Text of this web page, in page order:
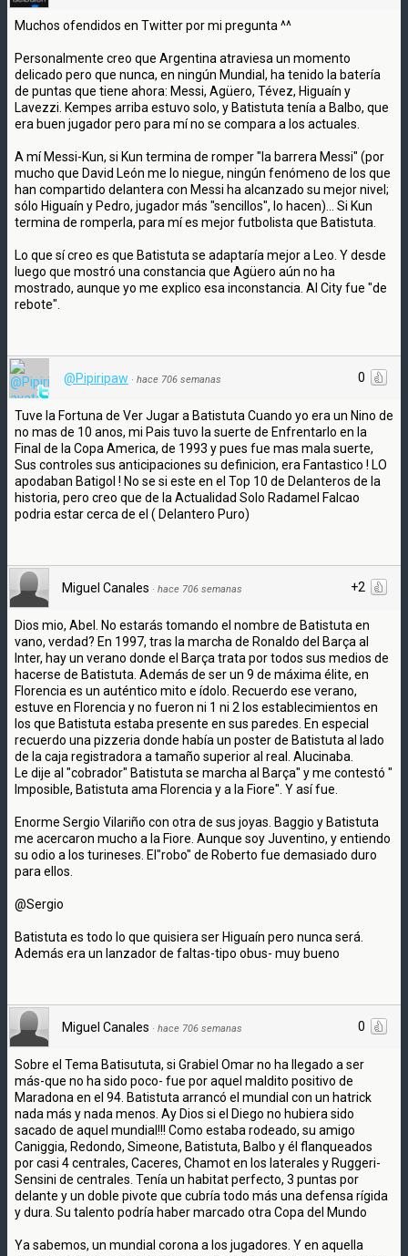
Muchos ofendidos en Twitter por mi pregunta ^^
Personalmente creo que Argentina atraviesa un momento
delicado pero que nunca, en ningún Mundial, ha tenido la batería
de puntas que tiene ahora: Messi, Agüero, Tévez, Higuaín y
Lavezzi. Kempes arriba estuvo solo, y Batistuta tenía a Balbo, que
era buen jugador pero para mí no se compara a los actuales.
A mí Messi-Kun, si Kun termina de romper "la barrera Messi" (por
mucho que David León me lo niegue, ningún fenómeno de los que
han compartido delantera con Messi ha alcanzado su mejor nivel;
sólo Higuaín y Pedro, jugador más "sencillos", lo hacen)... Si Kun
termina de romperla, para mí es mejor futbolista que Batistuta.
Lo que sí creo es que Batistuta se adaptaría mejor a Leo. Y desde
luego que mostró una constancia que Agüero aún no ha
mostrado, aunque yo me explico esa inconstancia. Al City fue "de
rebote".
0
@Pipiripaw · hace 706 semanas
Tuve la Fortuna de Ver Jugar a Batistuta Cuando yo era un Nino de
no mas de 10 anos, mi Pais tuvo la suerte de Enfrentarlo en la
Final de la Copa America, de 1993 y pues fue mas mala suerte,
Sus controles sus anticipaciones su definicion, era Fantastico ! LO
apodaban Batigol ! No se si este en el Top 10 de Delanteros de la
historia, pero creo que de la Actualidad Solo Radamel Falcao
podria estar cerca de el ( Delantero Puro)
+2
Miguel Canales · hace 706 semanas
Dios mio, Abel. No estarás tomando el nombre de Batistuta en
vano, verdad? En 1997, tras la marcha de Ronaldo del Barça al
Inter, hay un verano donde el Barça trata por todos sus medios de
hacerse de Batistuta. Además de ser un 9 de máxima élite, en
Florencia es un auténtico mito e ídolo. Recuerdo ese verano,
estuve en Florencia y no fueron ni 1 ni 2 los establecimientos en
los que Batistuta estaba presente en sus paredes. En especial
recuerdo una pizzeria donde había un poster de Batistuta al lado
de la caja registradora a tamaño superior al real. Alucinaba.
Le dije al "cobrador" Batistuta se marcha al Barça" y me contestó "
Imposible, Batistuta ama Florencia y a la Fiore". Y así fue.
Enorme Sergio Vilariño con otra de sus joyas. Baggio y Batistuta
me acercaron mucho a la Fiore. Aunque soy Juventino, y entiendo
su odio a los turineses. El"robo" de Roberto fue demasiado duro
para ellos.
@Sergio
Batistuta es todo lo que quisiera ser Higuaín pero nunca será.
Además era un lanzador de faltas-tipo obus- muy bueno
0
Miguel Canales · hace 706 semanas
Sobre el Tema Batisututa, si Grabiel Omar no ha llegado a ser
más-que no ha sido poco- fue por aquel maldito positivo de
Maradona en el 94. Batistuta arrancó el mundial con un hatrick
nada más y nada menos. Ay Dios si el Diego no hubiera sido
sacado de aquel mundial!!! Como estaba rodeado, su amigo
Caniggia, Redondo, Simeone, Batistuta, Balbo y él flanqueados
por casi 4 centrales, Caceres, Chamot en los laterales y Ruggeri-
Sensini de centrales. Tenía un habitat perfecto, 3 puntas por
delante y un doble pivote que cubría todo más una defensa rígida
y dura. Su talento podría haber marcado otra Copa del Mundo
Ya sabemos, un mundial corona a los jugadores. Y en aquella